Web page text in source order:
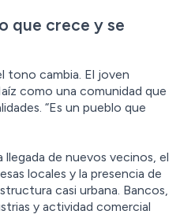
que crece y se
tono cambia. El joven
como una comunidad que
“Es un pueblo que
llegada de nuevos vecinos, el
locales y la presencia de
casi urbana. Bancos,
y actividad comercial